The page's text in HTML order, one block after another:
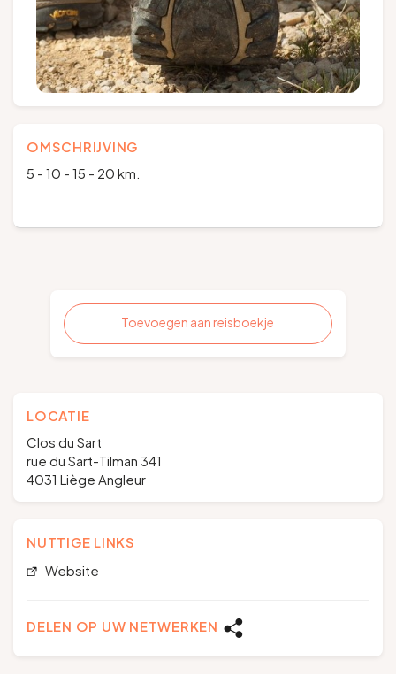
OMSCHRIJVING
5 - 10 - 15 - 20 km.
Toevoegen aan reisboekje
LOCATIE
Clos du Sart
rue du Sart-Tilman 341
4031 Liège Angleur
NUTTIGE LINKS
Website
DELEN OP UW NETWERKEN